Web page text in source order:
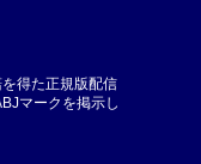
得た正規版配信
マークを掲示し